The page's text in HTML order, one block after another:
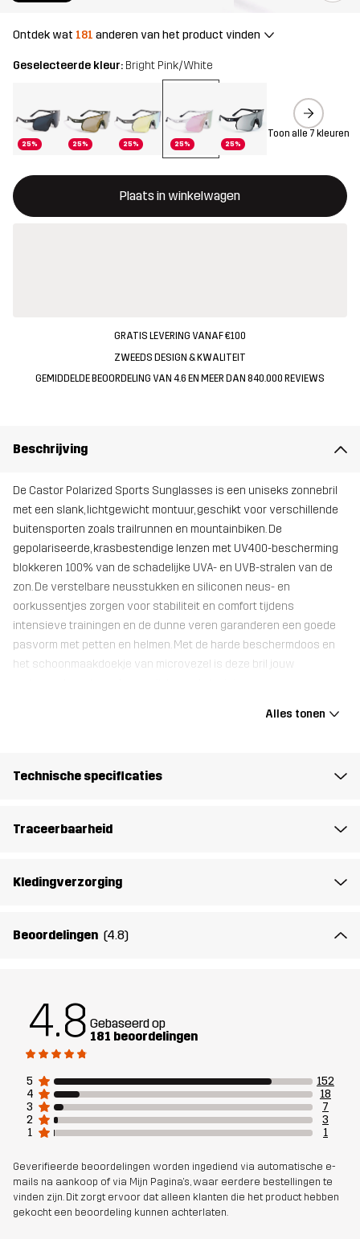
Ontdek wat 181 anderen van het product vinden
Geselecteerde kleur: Bright Pink/White
25% 25% 25% 25% 25%
Toon alle 7 kleuren
Plaats in winkelwagen
Deze knop opent een modal met de bevestiging van een
{{size}} niet beschikbaar
GRATIS LEVERING VANAF €100
ZWEEDS DESIGN & KWALITEIT
GEMIDDELDE BEOORDELING VAN 4.6 EN MEER DAN 840.000 REVIEWS
Beschrijving
De Castor Polarized Sports Sunglasses is een uniseks zonnebril
met een slank, lichtgewicht montuur, geschikt voor verschillende
buitensporten zoals trailrunnen en mountainbiken. De
gepolariseerde, krasbestendige lenzen met UV400-bescherming
blokkeren 100% van de schadelijke UVA- en UVB-stralen van de
zon. De verstelbare neusstukken en siliconen neus- en
oorkussentjes zorgen voor stabiliteit en comfort tijdens
intensieve trainingen en de dunne veren garanderen een goede
pasvorm met petten en helmen. Met de harde beschermdoos en
het schoonmaakdoekje van microvezel is deze bril jouw
Black/Green Blue: Cat 2
Bright Pink/White: Cat 3
Artikelnummer 11052_4418
Conformiteitsverklaring
Alles tonen
Technische specificaties
Traceerbaarheid
Kledingverzorging
Beoordelingen (4.8)
4.8 Gebaseerd op
181 beoordelingen
5
152
4
18
3
7
2
3
1
1
Geverifieerde beoordelingen worden ingediend via automatische e-
mails na aankoop of via Mijn Pagina's, waar eerdere bestellingen te
vinden zijn. Dit zorgt ervoor dat alleen klanten die het product hebben
gekocht een beoordeling kunnen achterlaten.